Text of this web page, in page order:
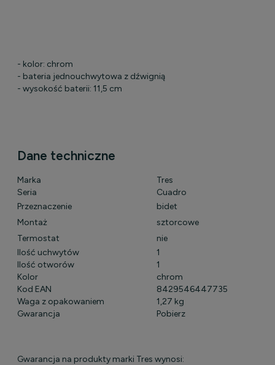
- kolor: chrom
- bateria jednouchwytowa z dźwignią
- wysokość baterii: 11,5 cm
Dane techniczne
Marka
Tres
Seria
Cuadro
Przeznaczenie
bidet
Montaż
sztorcowe
Termostat
nie
Ilość uchwytów
1
Ilość otworów
1
Kolor
chrom
Kod EAN
8429546447735
Waga z opakowaniem
1,27 kg
Gwarancja
Pobierz
Gwarancja na produkty marki Tres wynosi: